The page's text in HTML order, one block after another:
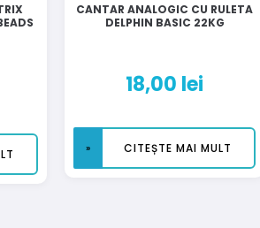
CANTAR ANALOGIC CU RULETA
DELPHIN BASIC 22KG
18,00 lei
CITEȘTE MAI MULT